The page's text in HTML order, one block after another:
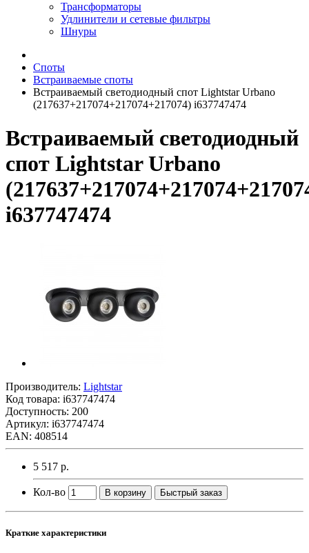
Трансформаторы
Удлинители и сетевые фильтры
Шнуры
Споты
Встраиваемые споты
Встраиваемый светодиодный спот Lightstar Urbano
(217637+217074+217074+217074) i637747474
Встраиваемый светодиодный
спот Lightstar Urbano
i637747474
Производитель: Lightstar
Код товара: i637747474
Доступность: 200
Артикул: i637747474
EAN: 408514
5 517 р.
Кол-во В корзину Быстрый заказ
Краткие характеристики